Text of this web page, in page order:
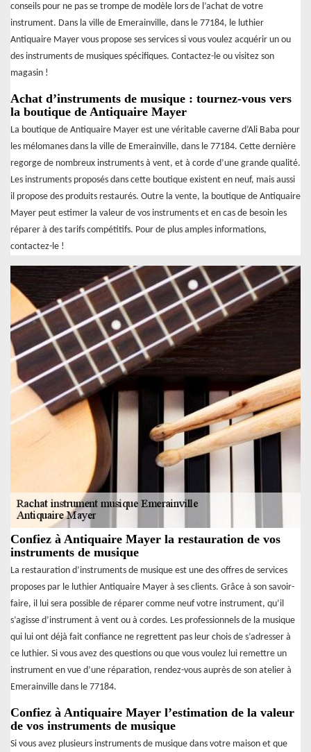
conseils pour ne pas se trompe de modèle lors de l’achat de votre
instrument. Dans la ville de Emerainville, dans le 77184, le luthier
Antiquaire Mayer vous propose ses services si vous voulez acquérir un ou
des instruments de musiques spécifiques. Contactez-le ou visitez son
magasin !
Achat d’instruments de musique : tournez-vous vers
la boutique de Antiquaire Mayer
La boutique de Antiquaire Mayer est une véritable caverne d’Ali Baba pour
les mélomanes dans la ville de Emerainville, dans le 77184. Cette dernière
regorge de nombreux instruments à vent, et à corde d’une grande qualité.
Les instruments proposés dans cette boutique existent en neuf, mais aussi
il propose des produits restaurés. Outre la vente, la boutique de Antiquaire
Mayer peut estimer la valeur de vos instruments et en cas de besoin les
réparer à des tarifs compétitifs. Pour de plus amples informations,
contactez-le !
Confiez à Antiquaire Mayer la restauration de vos
instruments de musique
La restauration d’instruments de musique est une des offres de services
proposes par le luthier Antiquaire Mayer à ses clients. Grâce à son savoir-
faire, il lui sera possible de réparer comme neuf votre instrument, qu’il
s’agisse d’instrument à vent ou à cordes. Les professionnels de la musique
qui lui ont déjà fait confiance ne regrettent pas leur chois de s’adresser à
ce luthier. Si vous avez des questions ou que vous voulez lui remettre un
instrument en vue d’une réparation, rendez-vous auprès de son atelier à
Emerainville dans le 77184.
Confiez à Antiquaire Mayer l’estimation de la valeur
de vos instruments de musique
Si vous avez plusieurs instruments de musique dans votre maison et que